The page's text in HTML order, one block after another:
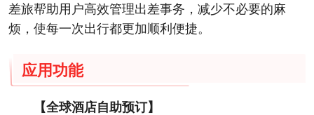
差旅帮助用户高效管理出差事务，减少不必要的麻
烦，使每一次出行都更加顺利便捷。
应用功能
【全球酒店自助预订】